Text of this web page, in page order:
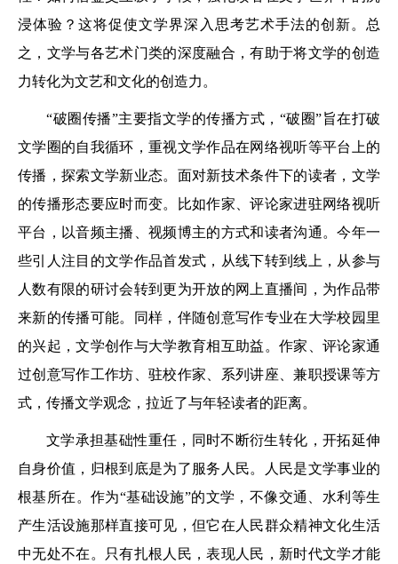
浸体验？这将促使文学界深入思考艺术手法的创新。总
之，文学与各艺术门类的深度融合，有助于将文学的创造
力转化为文艺和文化的创造力。
“破圈传播”主要指文学的传播方式，“破圈”旨在打破
文学圈的自我循环，重视文学作品在网络视听等平台上的
传播，探索文学新业态。面对新技术条件下的读者，文学
的传播形态要应时而变。比如作家、评论家进驻网络视听
平台，以音频主播、视频博主的方式和读者沟通。今年一
些引人注目的文学作品首发式，从线下转到线上，从参与
人数有限的研讨会转到更为开放的网上直播间，为作品带
来新的传播可能。同样，伴随创意写作专业在大学校园里
的兴起，文学创作与大学教育相互助益。作家、评论家通
过创意写作工作坊、驻校作家、系列讲座、兼职授课等方
式，传播文学观念，拉近了与年轻读者的距离。
文学承担基础性重任，同时不断衍生转化，开拓延伸
自身价值，归根到底是为了服务人民。人民是文学事业的
根基所在。作为“基础设施”的文学，不像交通、水利等生
产生活设施那样直接可见，但它在人民群众精神文化生活
中无处不在。只有扎根人民，表现人民，新时代文学才能